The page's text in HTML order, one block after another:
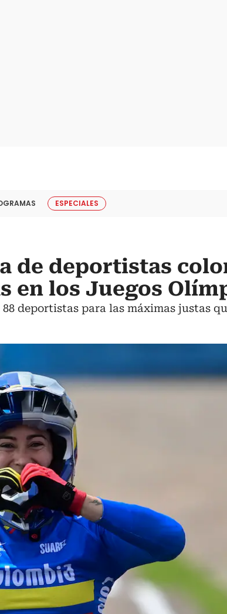
ESPECIALES
de deportistas
en los Juegos
deportistas para las máximas justas